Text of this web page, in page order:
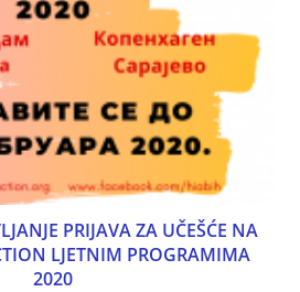
PRIJAVA ZA UČEŠĆE NA
LJETNIM PROGRAMIMA
2020